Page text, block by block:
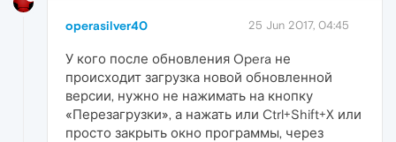
operasilver40 25 Jun 2017, 04:45
У кого после обновления Opera не
происходит загрузка новой обновленной
версии, нужно не нажимать на кнопку
«Перезагрузки», а нажать или Ctrl+Shift+X или
просто закрыть окно программы, через